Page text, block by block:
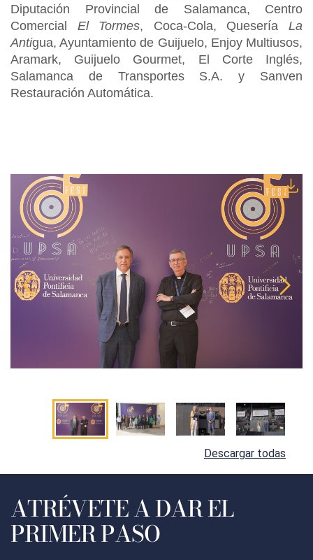
Diputación Provincial de Salamanca, Centro
Comercial El Tormes, Coca-Cola, QueseríaLa
Antigua, Ayuntamiento de Guijuelo, Enjoy Multiusos,
Aramark, Guijuelo Gourmet, El Corte Inglés,
Salamanca de Transportes S.A. y Sanven
Restauración Automática.
Descargar todas
ATRÉVETE A DAR EL
PRIMER PASO